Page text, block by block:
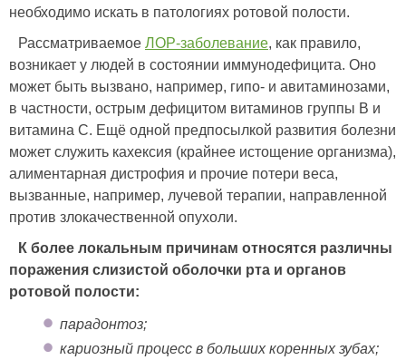
необходимо искать в патологиях ротовой полости.
Рассматриваемое ЛОР-заболевание, как правило,
возникает у людей в состоянии иммунодефицита. Оно
может быть вызвано, например, гипо- и авитаминозами,
в частности, острым дефицитом витаминов группы B и
витамина C. Ещё одной предпосылкой развития болезни
может служить кахексия (крайнее истощение организма),
алиментарная дистрофия и прочие потери веса,
вызванные, например, лучевой терапии, направленной
против злокачественной опухоли.
К более локальным причинам относятся различны
поражения слизистой оболочки рта и органов
ротовой полости:
парадонтоз;
кариозный процесс в больших коренных зубах;